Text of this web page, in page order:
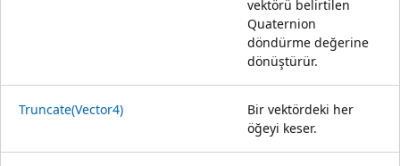
vektörü belirtilen
Quaternion
döndürme değerine
dönüştürür.
Truncate(Vector4)
Bir vektördeki her
öğeyi keser.